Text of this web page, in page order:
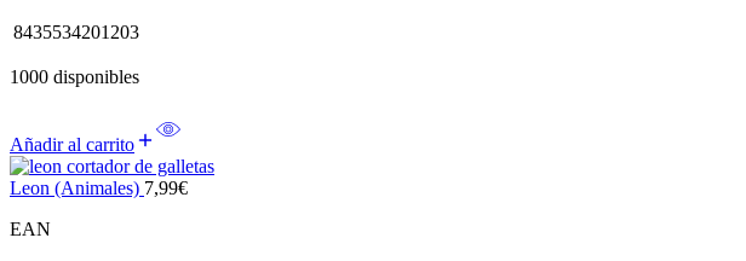
8435534201203
1000 disponibles
Añadir al carrito
Leon (Animales) 7,99€
EAN